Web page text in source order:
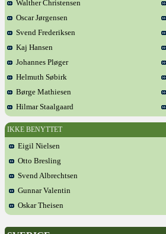
Walther Christensen
Oscar Jørgensen
Svend Frederiksen
Kaj Hansen
Johannes Pløger
Helmuth Søbirk
Børge Mathiesen
Hilmar Staalgaard
IKKE BENYTTET
Eigil Nielsen
Otto Bresling
Svend Albrechtsen
Gunnar Valentin
Oskar Theisen